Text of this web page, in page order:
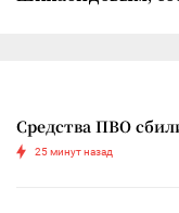
Средства ПВО
25 минут назад